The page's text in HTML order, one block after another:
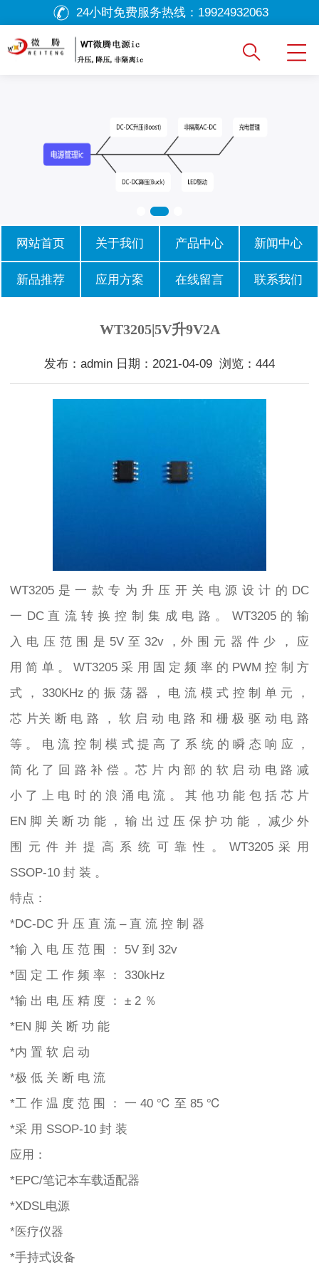
24小时免费服务热线： 19924932063
网站首页 关于我们 产品中心 新闻中心
新品推荐 应用方案 在线留言 联系我们
WT3205|5V升9V2A
发布：admin 日期：2021-04-09 浏览：444
WT3205 是 一 款 专 为 升 压 开 关 电 源 设 计 的 DC
一 DC 直 流 转 换 控 制 集 成 电 路 。 WT3205 的 输
入 电 压 范 围 是 5V 至 32v ，外 围 元 器 件 少 ， 应
用 简 单 。 WT3205 采 用 固 定 频 率 的 PWM 控 制 方
式 ， 330KHz 的 振 荡 器 ， 电 流 模 式 控 制 单 元 ，
芯 片关 断 电 路 ， 软 启 动 电 路 和 栅 极 驱 动 电 路
等 。 电 流 控 制 模 式 提 高 了 系 统 的 瞬 态 响 应 ，
简 化 了 回 路 补 偿 。芯 片 内 部 的 软 启 动 电 路 减
小 了 上 电 时 的 浪 涌 电 流 。 其 他 功 能 包 括 芯 片
EN 脚 关 断 功 能 ， 输 出 过 压 保 护 功 能 ， 减少 外
围 元 件 并 提 高 系 统 可 靠 性 。 WT3205 采 用
SSOP-10 封 装 。
特点：
*DC-DC 升 压 直 流 – 直 流 控 制 器
*输 入 电 压 范 围 ： 5V 到 32v
*固 定 工 作 频 率 ： 330kHz
*输 出 电 压 精 度 ： ± 2 ％
*EN 脚 关 断 功 能
*内 置 软 启 动
*极 低 关 断 电 流
*工 作 温 度 范 围 ： 一 40 ℃ 至 85 ℃
*采 用 SSOP-10 封 装
应用：
*EPC/笔记本车载适配器
*XDSL电源
*医疗仪器
*手持式设备